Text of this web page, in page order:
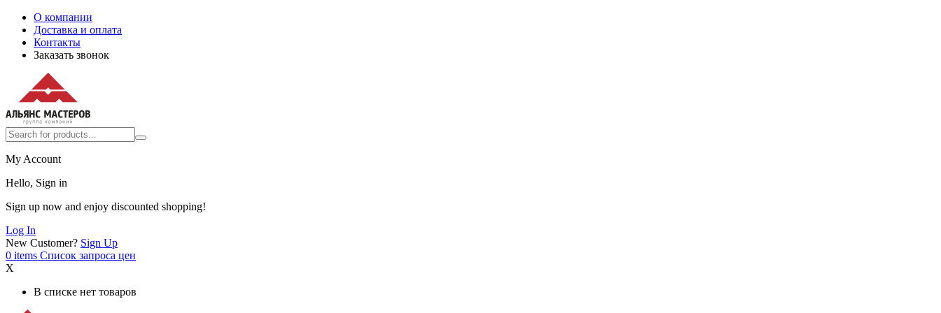
О компании
Доставка и оплата
Контакты
Заказать звонок
My Account
Hello, Sign in
Sign up now and enjoy discounted shopping!
Log In
New Customer? Sign Up
0 items Список запроса цен
X
В списке нет товаров